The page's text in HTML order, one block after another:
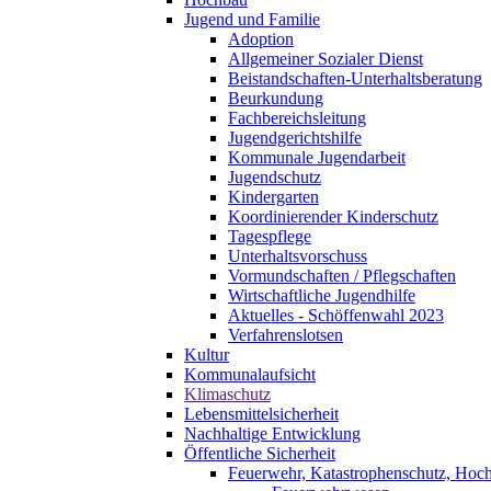
Jugend und Familie
Adoption
Allgemeiner Sozialer Dienst
Beistandschaften-Unterhaltsberatung
Beurkundung
Fachbereichsleitung
Jugendgerichtshilfe
Kommunale Jugendarbeit
Jugendschutz
Kindergarten
Koordinierender Kinderschutz
Tagespflege
Unterhaltsvorschuss
Vormundschaften / Pflegschaften
Wirtschaftliche Jugendhilfe
Aktuelles - Schöffenwahl 2023
Verfahrenslotsen
Kultur
Kommunalaufsicht
Klimaschutz
Lebensmittelsicherheit
Nachhaltige Entwicklung
Öffentliche Sicherheit
Feuerwehr, Katastrophenschutz,